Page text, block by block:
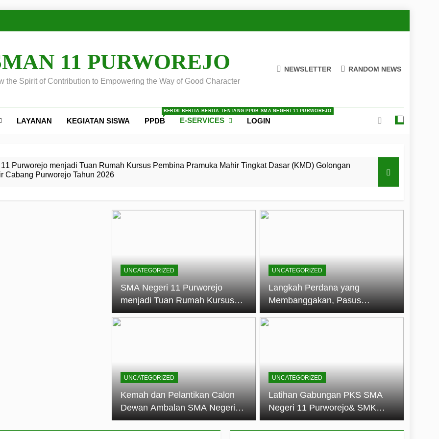
11 PURWOREJO
the Spirit of Contribution to Empowering the Way of Good Character
NEWSLETTER RANDOM NEWS
LAYANAN KEGIATAN SISWA PPDB
BERISI BERITA-BERITA TENTANG PPDB SMA NEGERI 11 PURWOREJO
E-SERVICES LOGIN
Purworejo menjadi Tuan Rumah Kursus Pembina Pramuka Mahir Tingkat Dasar (KMD) Golongan
Cabang Purworejo Tahun 2026
Calon Dewan Ambalan SMA Negeri 11 Purworejo: Membentuk Jiwa Kepemimpinan, Disiplin,
11 Purworejo Sukses Gelar LPBB Jatayudha Open 2 Tahun 2026
Tingkat
Gugus Depan
di LKBB
oleh Pasukan Khusus
11
Negeri 11 Purworejo
menjadi lokasi pelaksanaan
UNCATEGORIZED
SMA Negeri 11 Purworejo
menjadi Tuan Rumah Kursus
Pembina Pramuka Mahir
UNCATEGORIZED
Langkah Perdana yang
Membanggakan, Pasus
Jatayudha Ukir Prestasi di
UNCATEGORIZED
Kemah dan Pelantikan Calon
Dewan Ambalan SMA Negeri
11 Purworejo: Membentuk Jiwa
Kepemimpinan, Disiplin, dan
UNCATEGORIZED
Latihan Gabungan PKS SMA
Negeri 11 Purworejo& SMK
Negeri 6 Purworejo:
Membangun Disiplin,